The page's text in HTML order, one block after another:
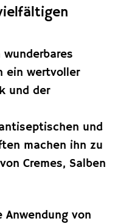
ein wertvoller
und der
und
machen ihn zu
Cremes, Salben
Anwendung von